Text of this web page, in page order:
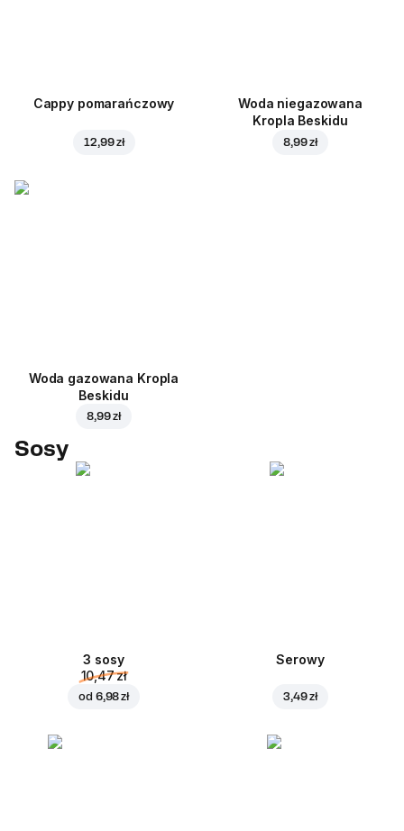
Cappy pomarańczowy
12,99 zł
Woda niegazowana
Kropla Beskidu
8,99 zł
Woda gazowana Kropla
Beskidu
8,99 zł
Sosy
3 sosy
10,47 zł
od 6,98 zł
Serowy
3,49 zł